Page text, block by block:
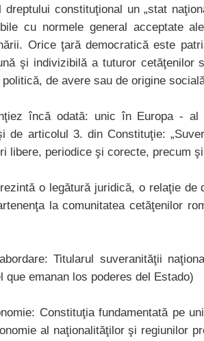
constituţional un „stat
cu normele general acceptate
Orice ţară democratică este
şi indivizibilă a tuturor
de avere sau de origine
încă odată: unic în Europa -
articolul 3. din Constituţie:
libere, periodice şi corecte, precum
o legătură juridică, o relaţie
la comunitatea cetăţenilor
Titularul suveranităţii
emanan los poderes del Estado)
Constituţia fundamentată pe
al naţionalităţilor şi regiunilor